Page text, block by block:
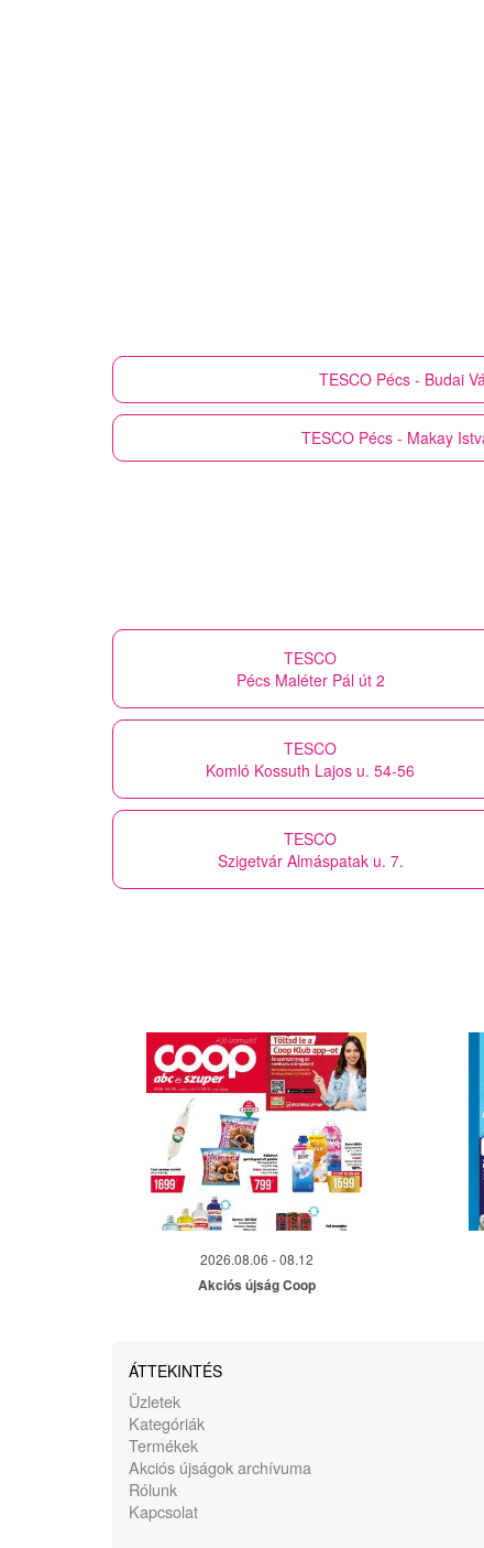
TESCO Pécs - Budai
TESCO Pécs - Makay
TESCO
Pécs Maléter Pál út 2
TESCO
Komló Kossuth Lajos u. 54-56
TESCO
Szigetvár Almáspatak u. 7.
2026.08.06 - 08.12
Akciós újság Coop
ÁTTEKINTÉS
Üzletek
Kategóriák
Termékek
Akciós újságok archívuma
Rólunk
Kapcsolat